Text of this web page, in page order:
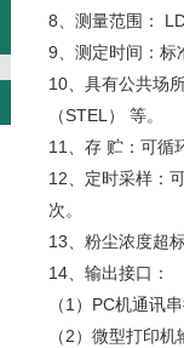
8、测量范围：
9、测定时间：标
10、具有公共场
（STEL） 等。
11、存 贮：可循
12、定时采样：
次。
13、粉尘浓度超
14、输出接口：
（1）PC机通讯
（2）微型打印